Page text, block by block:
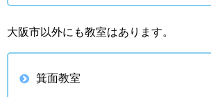
大阪市以外にも教室はあります。
箕面教室